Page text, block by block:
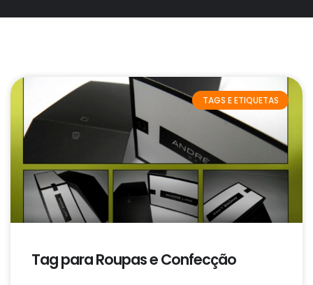
TAGS E ETIQUETAS
Tag para Roupas e Confecção